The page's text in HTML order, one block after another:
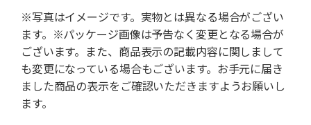
※写真はイメージです。実物とは異なる場合がござい
ます。※パッケージ画像は予告なく変更となる場合が
ございます。また、商品表示の記載内容に関しまして
も変更になっている場合もございます。お手元に届き
ました商品の表示をご確認いただきますようお願いし
ます。